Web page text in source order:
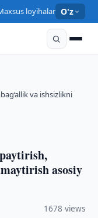
loyihalar O'z
va ishsizlikni
asosiy
1678 views